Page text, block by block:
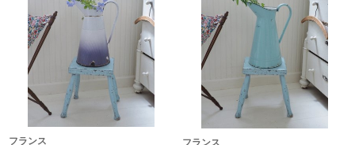
フランス
フランス